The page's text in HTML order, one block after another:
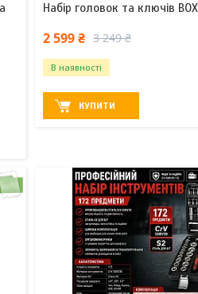
Набір головок та ключів
2 599 ₴ 3 249 ₴
В наявності
КУПИТИ